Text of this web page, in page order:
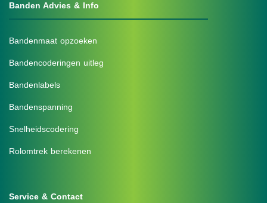
Banden Advies & Info
Bandenmaat opzoeken
Bandencoderingen uitleg
Bandenlabels
Bandenspanning
Snelheidscodering
Rolomtrek berekenen
Service & Contact